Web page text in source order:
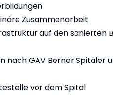
Zusammenarbeit
auf den sanierten
nach GAV Berner Spitäler
vor dem Spital